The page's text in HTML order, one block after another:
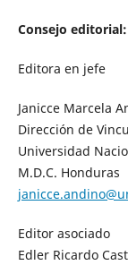
Consejo editorial:
Editora en jefe
Janicce Marcela
Dirección de
Universidad
M.D.C. Honduras
Edler Ricardo